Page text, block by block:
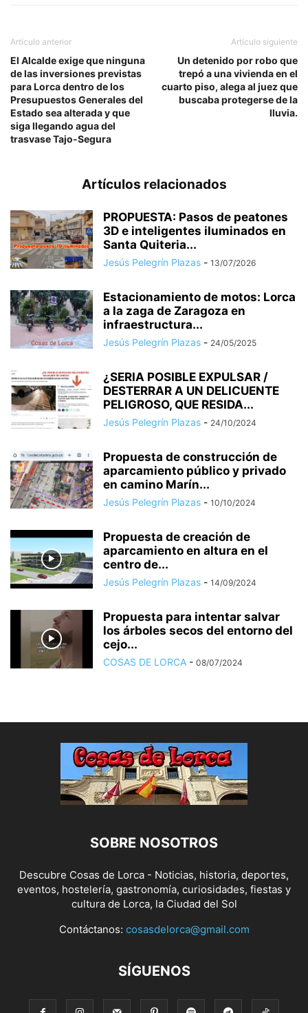
Artículo anterior
El Alcalde exige que ninguna
de las inversiones previstas
para Lorca dentro de los
Presupuestos Generales del
Estado sea alterada y que
siga llegando agua del
trasvase Tajo-Segura
Artículo siguiente
Un detenido por robo que
trepó a una vivienda en el
cuarto piso, alega al juez que
buscaba protegerse de la
lluvia.
Artículos relacionados
PROPUESTA: Pasos de peatones
3D e inteligentes iluminados en
Santa Quiteria...
Jesús Pelegrín Plazas - 13/07/2026
Estacionamiento de motos: Lorca
a la zaga de Zaragoza en
infraestructura...
Jesús Pelegrín Plazas - 24/05/2025
¿SERIA POSIBLE EXPULSAR /
DESTERRAR A UN DELICUENTE
PELIGROSO, QUE RESIDA...
Jesús Pelegrín Plazas - 24/10/2024
Propuesta de construcción de
aparcamiento público y privado
en camino Marín...
Jesús Pelegrín Plazas - 10/10/2024
Propuesta de creación de
aparcamiento en altura en el
centro de...
Jesús Pelegrín Plazas - 14/09/2024
Propuesta para intentar salvar
los árboles secos del entorno del
cejo...
COSAS DE LORCA - 08/07/2024
SOBRE NOSOTROS
Descubre Cosas de Lorca - Noticias, historia, deportes,
eventos, hostelería, gastronomía, curiosidades, fiestas y
cultura de Lorca, la Ciudad del Sol
Contáctanos: cosasdelorca@gmail.com
SÍGUENOS